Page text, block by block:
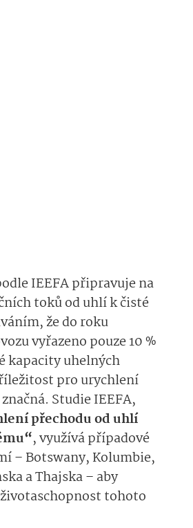
IEEFA připravuje na
toků od uhlí k čisté
že do roku
vyřazeno pouze 10 %
kapacity uhelných
pro urychlení
Studie IEEFA,
přechodu od uhlí
, využívá případové
– Botswany, Kolumbie,
a Thajska – aby
tohoto